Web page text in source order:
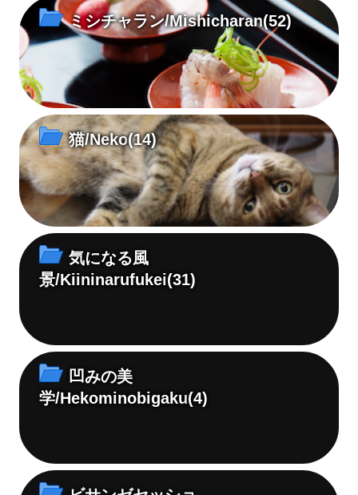
ミシチャラン/Mishicharan(52)
猫/Neko(14)
気になる風
景/Kiininarufukei(31)
凹みの美
学/Hekominobigaku(4)